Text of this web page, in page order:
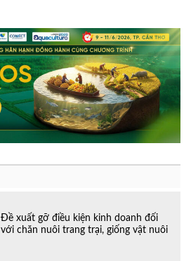
Đề xuất gỡ điều kiện kinh doanh đối
với chăn nuôi trang trại, giống vật nuôi